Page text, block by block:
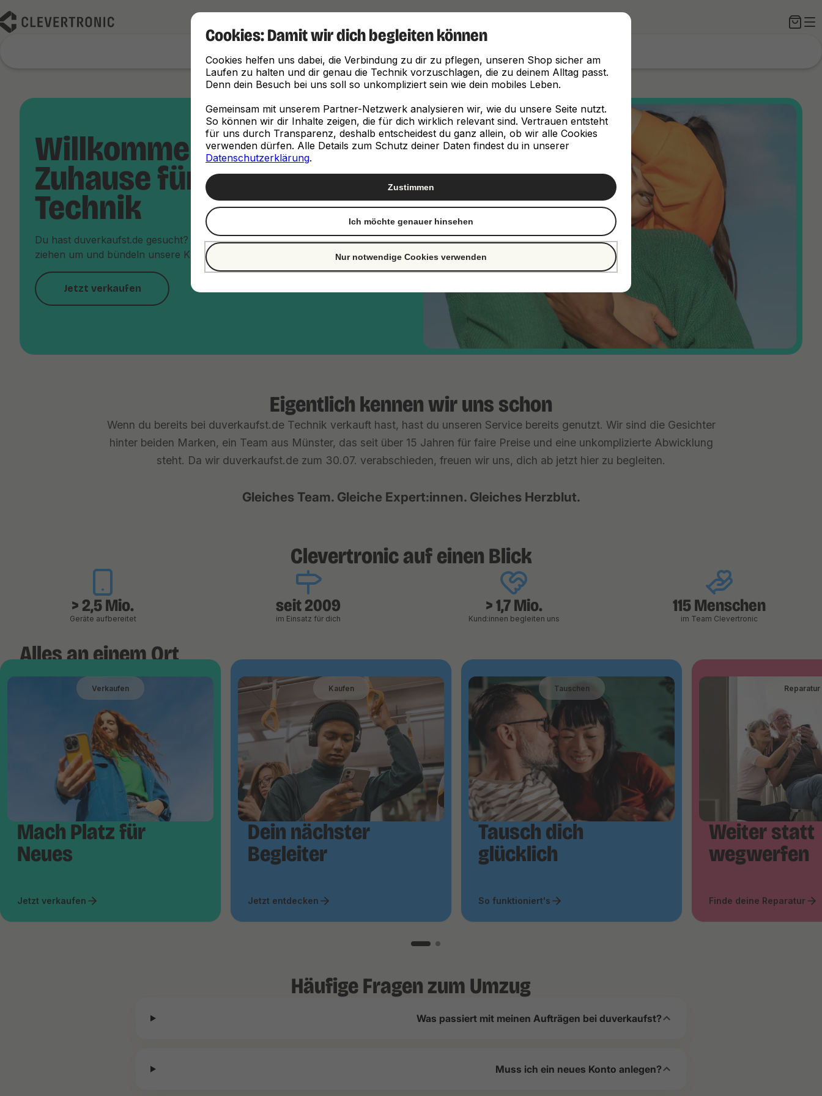
Willkommen im neuen
Zuhause für deine
Technik
Du hast duverkaufst.de gesucht? Keine Sorge, du bist genau richtig. Wir
ziehen um und bündeln unsere Kräfte unter dem Dach von Clevertronic.
Jetzt verkaufen
Eigentlich kennen wir uns schon
Wenn du bereits bei duverkaufst.de Technik verkauft hast, hast du unseren Service bereits genutzt. Wir sind die Gesichter
hinter beiden Marken, ein Team aus Münster, das seit über 15 Jahren für faire Preise und eine unkomplizierte Abwicklung
steht. Da wir duverkaufst.de zum 30.07. verabschieden, freuen wir uns, dich ab jetzt hier zu begleiten.
Gleiches Team. Gleiche Expert:innen. Gleiches Herzblut.
Clevertronic auf einen Blick
> 2,5 Mio.
Geräte aufbereitet
seit 2009
im Einsatz für dich
> 1,7 Mio.
Kund:innen begleiten uns
115 Menschen
im Team Clevertronic
Alles an einem Ort
Verkaufen
Mach Platz für
Neues
Jetzt verkaufen
Kaufen
Dein nächster
Begleiter
Jetzt entdecken
Tauschen
Tausch dich
glücklich
So funktioniert's
Reparatur
Weiter statt
wegwerfen
Finde deine Reparatur
Häufige Fragen zum Umzug
Was passiert mit meinen Aufträgen bei duverkaufst?
Muss ich ein neues Konto anlegen?
Cookies: Damit wir dich begleiten können
Cookies helfen uns dabei, die Verbindung zu dir zu pflegen, unseren Shop sicher am
Laufen zu halten und dir genau die Technik vorzuschlagen, die zu deinem Alltag passt.
Denn dein Besuch bei uns soll so unkompliziert sein wie dein mobiles Leben.
Gemeinsam mit unserem Partner-Netzwerk analysieren wir, wie du unsere Seite nutzt.
So können wir dir Inhalte zeigen, die für dich wirklich relevant sind. Vertrauen entsteht
für uns durch Transparenz, deshalb entscheidest du ganz allein, ob wir alle Cookies
verwenden dürfen. Alle Details zum Schutz deiner Daten findest du in unserer
Datenschutzerklärung.
Nur notwendige Cookies verwenden
Ich möchte genauer hinsehen
Zustimmen